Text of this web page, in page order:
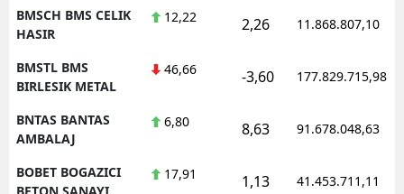
BMSCH BMS CELIK
HASIR
12,22 2,26 11.868.807,10
BMSTL BMS
BIRLESIK METAL
46,66 -3,60 177.829.715,98
BNTAS BANTAS
AMBALAJ
6,80 8,63 91.678.048,63
BOBET BOGAZICI
BETON SANAYI
17,91 1,13 41.453.711,11